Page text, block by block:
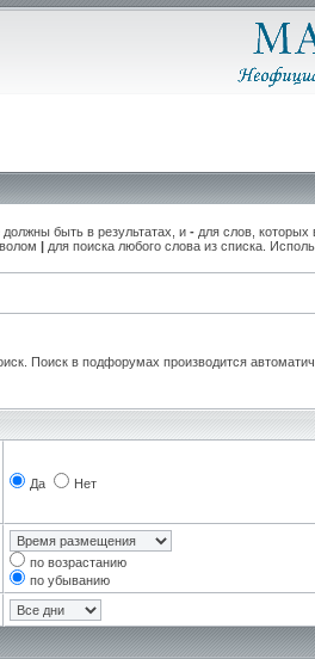
должны быть в результатах, и - для слов, которых
| для поиска любого слова из списка.
Поиск в подфорумах производится
Да Нет
по возрастанию
по убыванию